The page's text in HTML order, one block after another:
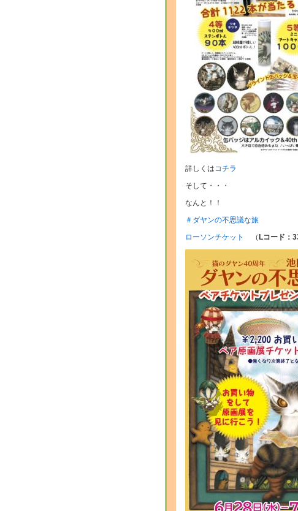
詳しくはコチラ
そして・・・
なんと！！
＃ダヤンの不思議な旅
ローソンチケット
（ Lコード：